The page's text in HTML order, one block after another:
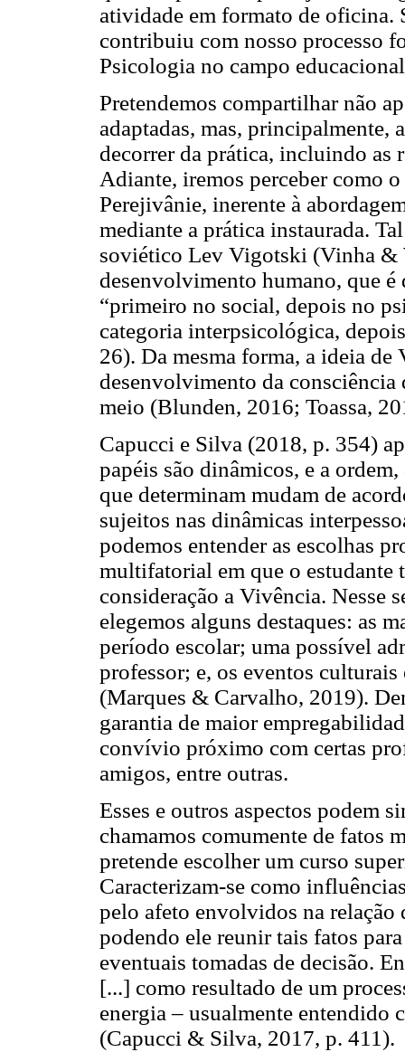
atividade em formato de oficina.
contribuiu com nosso processo
Psicologia no campo
Pretendemos compartilhar não
adaptadas, mas, principalmente,
decorrer da prática, incluindo as
Adiante, iremos perceber como
Perejivânie, inerente à
mediante a prática instaurada.
soviético Lev Vigotski (Vinha &
desenvolvimento humano, que
“primeiro no social, depois no
categoria interpsicológica,
26). Da mesma forma, a ideia
desenvolvimento da
meio (Blunden, 2016; Toassa,
Capucci e Silva (2018, p. 354)
papéis são dinâmicos, e a
que determinam mudam de
sujeitos nas dinâmicas
podemos entender as escolhas
multifatorial em que o estudante
consideração a Vivência. Nesse
elegemos alguns destaques: as
período escolar; uma possível
professor; e, os eventos
(Marques & Carvalho, 2019).
garantia de maior
convívio próximo com certas
amigos, entre outras.
Esses e outros aspectos podem
chamamos comumente de fatos
pretende escolher um curso
Caracterizam-se como
pelo afeto envolvidos na
podendo ele reunir tais fatos
eventuais tomadas de decisão.
[...] como resultado de um
energia – usualmente entendido
(Capucci & Silva, 2017, p. 411).